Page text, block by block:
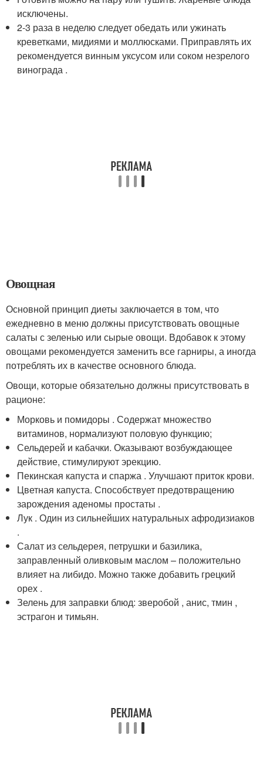
исключены.
2-3 раза в неделю следует обедать или ужинать
креветками, мидиями и моллюсками. Приправлять их
рекомендуется винным уксусом или соком незрелого
винограда .
Овощная
Основной принцип диеты заключается в том, что
ежедневно в меню должны присутствовать овощные
салаты с зеленью или сырые овощи. Вдобавок к этому
овощами рекомендуется заменить все гарниры, а иногда
потреблять их в качестве основного блюда.
Овощи, которые обязательно должны присутствовать в
рационе:
Морковь и помидоры . Содержат множество
витаминов, нормализуют половую функцию;
Сельдерей и кабачки. Оказывают возбуждающее
действие, стимулируют эрекцию.
Пекинская капуста и спаржа . Улучшают приток крови.
Цветная капуста. Способствует предотвращению
зарождения аденомы простаты .
Лук . Один из сильнейших натуральных афродизиаков
.
Салат из сельдерея, петрушки и базилика,
заправленный оливковым маслом – положительно
влияет на либидо. Можно также добавить грецкий
орех .
Зелень для заправки блюд: зверобой , анис, тмин ,
эстрагон и тимьян.